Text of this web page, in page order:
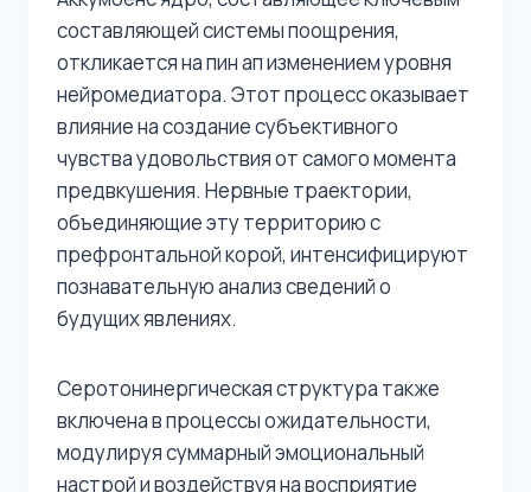
составляющей системы поощрения,
откликается на пин ап изменением уровня
нейромедиатора. Этот процесс оказывает
влияние на создание субъективного
чувства удовольствия от самого момента
предвкушения. Нервные траектории,
объединяющие эту территорию с
префронтальной корой, интенсифицируют
познавательную анализ сведений о
будущих явлениях.
Серотонинергическая структура также
включена в процессы ожидательности,
модулируя суммарный эмоциональный
настрой и воздействуя на восприятие